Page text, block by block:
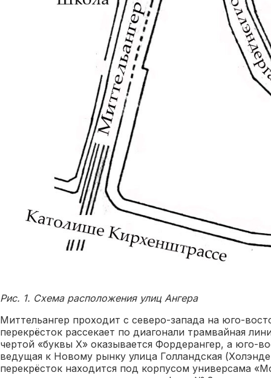
Рис. 1. Схема расположения улиц Ангера
Миттельангер проходит с северо-запада на юго-
перекрёсток рассекает по диагонали трамвайная
чертой «буквы Х» оказывается Фордерангер, а юго-
ведущая к Новому рынку улица Голландская
перекрёсток находится под корпусом универсама